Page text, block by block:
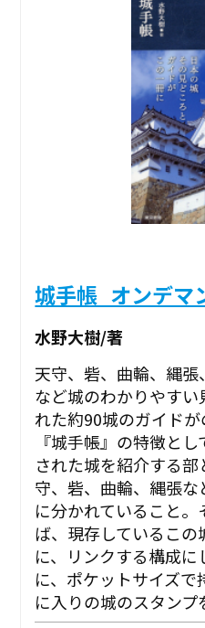
城手帳_オンデマ
水野大樹/著
天守、砦、曲輪、縄
など城のわかりやす
れた約90城のガイドが
『城手帳』の特徴と
された城を紹介する
守、砦、曲輪、縄張
に分かれていること。
ば、現存しているこ
に、リンクする構成に
に、ポケットサイズ
に入りの城のスタンプ